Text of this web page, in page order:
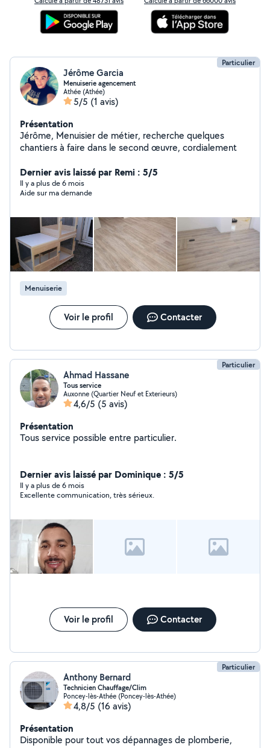
Particulier
Jérôme Garcia
Menuiserie agencement
Athée (Athée)
5/5 (1 avis)
Présentation
Jérôme, Menuisier de métier, recherche quelques
chantiers à faire dans le second œuvre, cordialement
Dernier avis laissé par Remi : 5/5
Il y a plus de 6 mois
Aide sur ma demande
Menuiserie
Voir le profil Contacter
Particulier
Ahmad Hassane
Tous service
Auxonne (Quartier Neuf et Exterieurs)
4,6/5 (5 avis)
Présentation
Tous service possible entre particulier.
Dernier avis laissé par Dominique : 5/5
Il y a plus de 6 mois
Excellente communication, très sérieux.
Voir le profil Contacter
Particulier
Anthony Bernard
Technicien Chauffage/Clim
Poncey-lès-Athée (Poncey-lès-Athée)
4,8/5 (16 avis)
Présentation
Disponible pour tout vos dépannages de plomberie,